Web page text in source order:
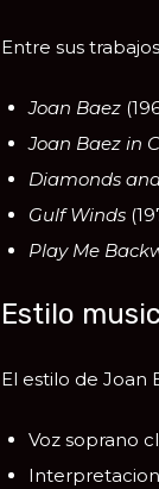
Entre sus
Joan Baez
Joan Baez in
Diamonds
Gulf Winds
Play Me
Estilo
El estilo de Joan
Voz soprano